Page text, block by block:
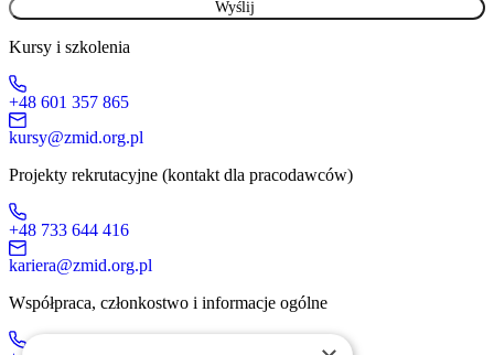
Kursy i szkolenia
+48 601 357 865
kursy@zmid.org.pl
Projekty rekrutacyjne (kontakt dla pracodawców)
+48 733 644 416
kariera@zmid.org.pl
Współpraca, członkostwo i informacje ogólne